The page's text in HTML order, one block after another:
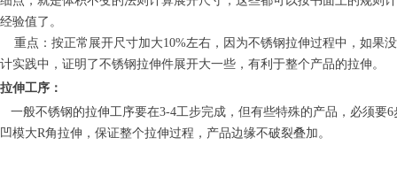
经验值了。
重点：按正常展开尺寸加大10%左右，因为不锈钢拉伸过程中，如果
计实践中，证明了不锈钢拉伸件展开大一些，有利于整个产品的拉伸。
拉伸工序：
一般不锈钢的拉伸工序要在3-4工步完成，但有些特殊的产品，必须要
凹模大R角拉伸，保证整个拉伸过程，产品边缘不破裂叠加。